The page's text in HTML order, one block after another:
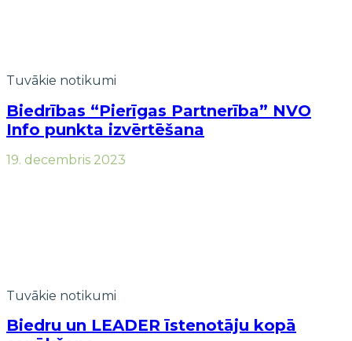
Tuvākie notikumi
Biedrības “Pierīgas Partnerība” NVO
Info punkta izvērtēšana
19. decembris 2023
Tuvākie notikumi
Biedru un LEADER īstenotāju kopā